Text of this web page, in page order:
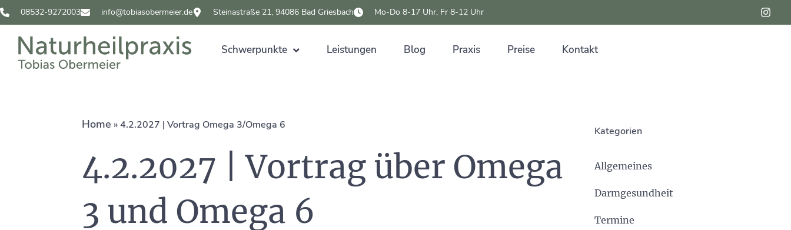
08532-9272003 info@tobiasobermeier.de Steinastraße 21, 94086 Bad Griesbach Mo-Do 8-17 Uhr, Fr 8-12 Uhr
Schwerpunkte Leistungen Blog Praxis Preise Kontakt
Home »4.2.2027 | Vortrag Omega 3/Omega 6
4.2.2027 | Vortrag über Omega
3 und Omega 6
Kategorien
Allgemeines
Darmgesundheit
Termine